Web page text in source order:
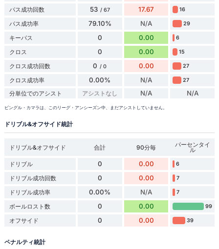
パス成功回数 53 / 67 17.67 16
パス成功率 79.10% N/A 29
キーパス 0 0.00 6
クロス 0 0.00 15
クロス成功回数 0 / 0 0.00 27
クロス成功率 0.00% N/A 27
分単位でのアシスト アシストなし N/A N/A
ビングル・カマラは、このリーグ・アンシーズン中、まだアシストしていません。
ドリブル&オフサイド統計
ドリブル&オフサイド 合計 90分毎 パーセンタイ
ル
ドリブル
0 0.00 6
ドリブル成功回数 0 0.00 7
ドリブル成功率 0.00% N/A 7
ボールロスト数 0 0.00 99
オフサイド 0 0.00 39
ペナルティ統計